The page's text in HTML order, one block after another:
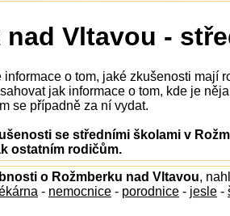
nad Vltavou -
informace o tom, jaké zkušenosti mají
jak informace o tom, kde je
se případně za ní vydat.
se středními školami v
ostatním rodičům.
o Rožmberku nad Vltavou,
- nemocnice - porodnice - jesle -